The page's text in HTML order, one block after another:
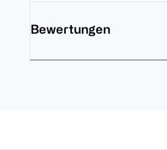
Bewertungen